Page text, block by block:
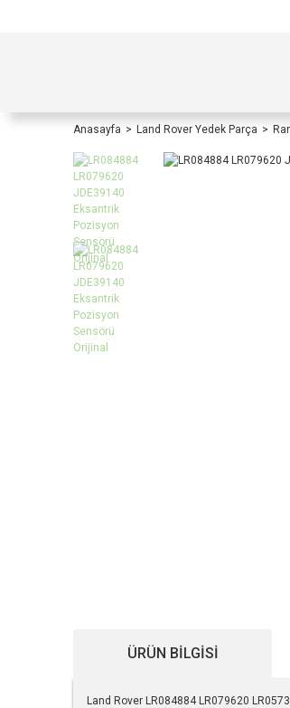
Anasayfa Land Rover Yedek Parça
ÜRÜN BILGISI
Land Rover LR084884 LR079620